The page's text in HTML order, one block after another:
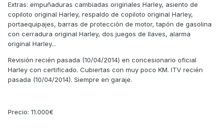
Extras: empuñaduras cambiadas originales Harley, asiento de
copiloto original Harley, respaldo de copiloto original Harley,
portaequipajes, barras de protección de motor, tapón de gasolina
con cerradura original Harley, dos juegos de llaves, alarma
original Harley...
Revisión recién pasada (10/04/2014) en concesionario oficial
Harley con certificado. Cubiertas con muy poco KM. ITV recién
pasada (10/04/2014). Siempre en garaje.
Precio: 11.000€